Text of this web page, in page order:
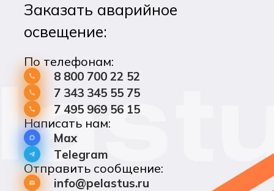
часов.
Заказать аварийное
освещение:
По телефонам:
8 800 700 22 52
7 343 345 55 75
7 495 969 56 15
Написать нам:
Max
Telegram
Отправить сообщение:
info@pelastus.ru